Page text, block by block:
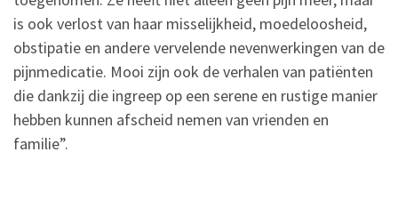
is ook verlost van haar misselijkheid, moedeloosheid,
obstipatie en andere vervelende nevenwerkingen van de
pijnmedicatie. Mooi zijn ook de verhalen van patiënten
die dankzij die ingreep op een serene en rustige manier
hebben kunnen afscheid nemen van vrienden en
familie”.